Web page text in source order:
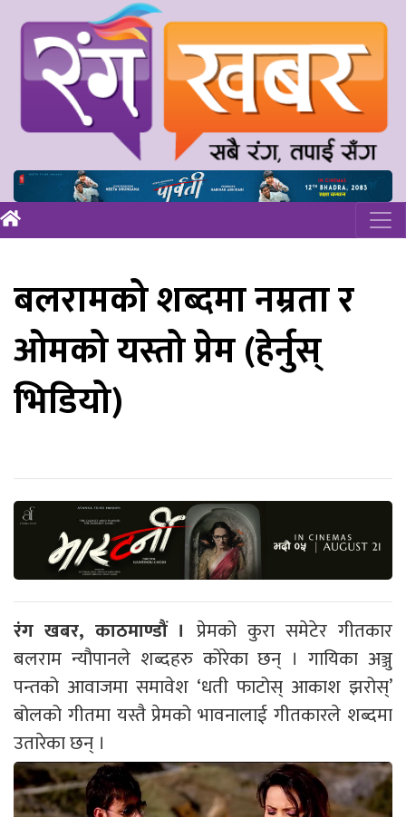
बलरामको शब्दमा नम्रता र
ओमको यस्तो प्रेम (हेर्नुस्
भिडियो)
रंग खबर, काठमाण्डौं । प्रेमको कुरा समेटेर गीतकार
बलराम न्यौपानले शब्दहरु कोरेका छन् । गायिका अञ्जु
पन्तको आवाजमा समावेश ‘धती फाटोस् आकाश झरोस्’
बोलको गीतमा यस्तै प्रेमको भावनालाई गीतकारले शब्दमा
उतारेका छन् ।